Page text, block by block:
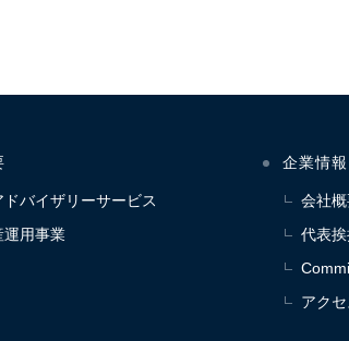
ドバイザリーサービス
運用事業
企業情報
会社
代表
アクセ